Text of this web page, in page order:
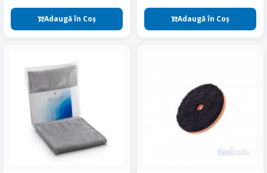
Adaugă în Coş Adaugă în Coş